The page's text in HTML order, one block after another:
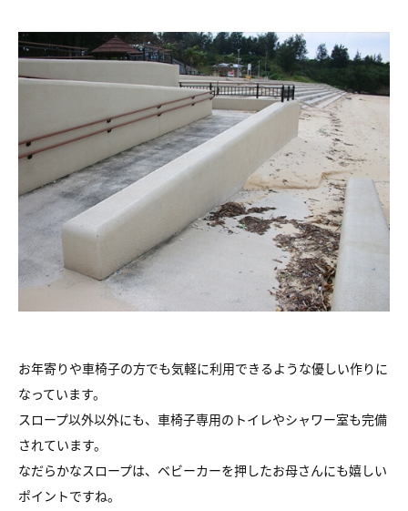
お年寄りや車椅子の方でも気軽に利用できるような優しい作りに
なっています。
スロープ以外以外にも、車椅子専用のトイレやシャワー室も完備
されています。
なだらかなスロープは、ベビーカーを押したお母さんにも嬉しい
ポイントですね。